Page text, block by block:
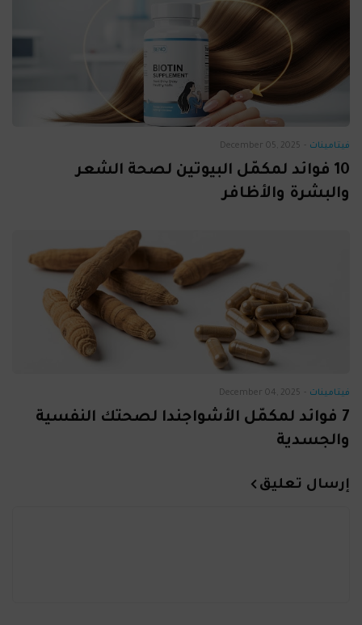
فيتامينات -
December 05, 2025
10 فوائد لمكمّل البيوتين لصحة الشعر
والبشرة والأظافر
فيتامينات -
December 04, 2025
7 فوائد لمكمّل الأشواجندا لصحتك النفسية
والجسدية
إرسال تعليق